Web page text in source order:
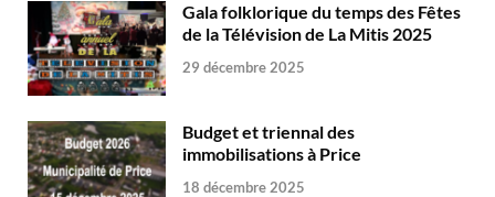
Gala folklorique du temps des Fêtes
de la Télévision de La Mitis 2025
29 décembre 2025
Budget et triennal des
immobilisations à Price
18 décembre 2025